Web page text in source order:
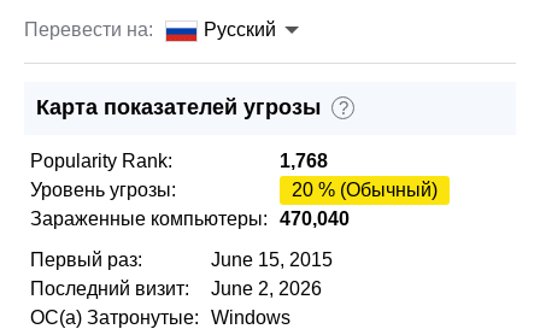
Перевести на:
Русский
Карта показателей угрозы ?
Popularity Rank:
1,768
Уровень угрозы:
20 % (Обычный)
Зараженные компьютеры:
470,040
Первый раз:
June 15, 2015
Последний визит:
June 2, 2026
ОС(а) Затронутые:
Windows